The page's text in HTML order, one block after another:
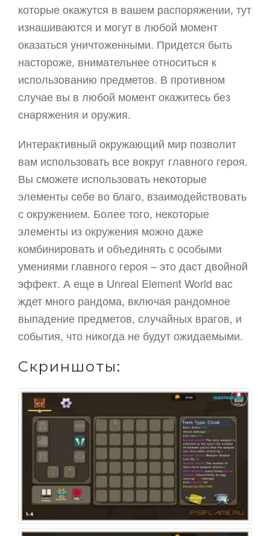
которые окажутся в вашем распоряжении, тут
изнашиваются и могут в любой момент
оказаться уничтоженными. Придется быть
настороже, внимательнее относиться к
использованию предметов. В противном
случае вы в любой момент окажитесь без
снаряжения и оружия.
Интерактивный окружающий мир позволит
вам использовать все вокруг главного героя.
Вы сможете использовать некоторые
элементы себе во благо, взаимодействовать
с окружением. Более того, некоторые
элементы из окружения можно даже
комбинировать и объединять с особыми
умениями главного героя – это даст двойной
эффект. А еще в Unreal Element World вас
ждет много рандома, включая рандомное
выпадение предметов, случайных врагов, и
события, что никогда не будут ожидаемыми.
Скриншоты: